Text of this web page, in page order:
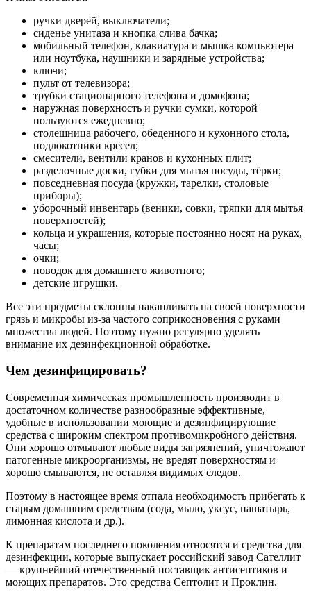
ручки дверей, выключатели;
сиденье унитаза и кнопка слива бачка;
мобильный телефон, клавиатура и мышка компьютера
или ноутбука, наушники и зарядные устройства;
ключи;
пульт от телевизора;
трубки стационарного телефона и домофона;
наружная поверхность и ручки сумки, которой
пользуются ежедневно;
столешница рабочего, обеденного и кухонного стола,
подлокотники кресел;
смесители, вентили кранов и кухонных плит;
разделочные доски, губки для мытья посуды, тёрки;
повседневная посуда (кружки, тарелки, столовые
приборы);
уборочный инвентарь (веники, совки, тряпки для мытья
поверхностей);
кольца и украшения, которые постоянно носят на руках,
часы;
очки;
поводок для домашнего животного;
детские игрушки.
Все эти предметы склонны накапливать на своей поверхности
грязь и микробы из-за частого соприкосновения с руками
множества людей. Поэтому нужно регулярно уделять
внимание их дезинфекционной обработке.
Чем дезинфицировать?
Современная химическая промышленность производит в
достаточном количестве разнообразные эффективные,
удобные в использовании моющие и дезинфицирующие
средства с широким спектром противомикробного действия.
Они хорошо отмывают любые виды загрязнений, уничтожают
патогенные микроорганизмы, не вредят поверхностям и
хорошо смываются, не оставляя видимых следов.
Поэтому в настоящее время отпала необходимость прибегать к
старым домашним средствам (сода, мыло, уксус, нашатырь,
лимонная кислота и др.).
К препаратам последнего поколения относятся и средства для
дезинфекции, которые выпускает российский завод Сателлит
— крупнейший отечественный поставщик антисептиков и
моющих препаратов. Это средства Септолит и Проклин.